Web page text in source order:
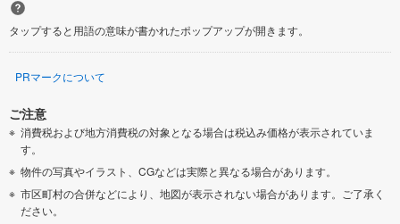
タップすると用語の意味が書かれたポップアップが開きます。
PRマークについて
ご注意
消費税および地方消費税の対象となる場合は税込み価格が表示されていま
す。
物件の写真やイラスト、CGなどは実際と異なる場合があります。
市区町村の合併などにより、地図が表示されない場合があります。ご了承く
ださい。